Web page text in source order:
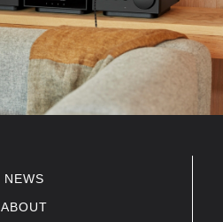
NEWS
ABOUT